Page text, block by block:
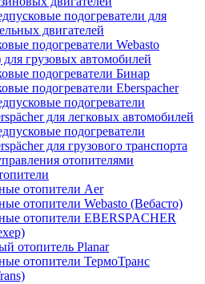
подогреватели для
двигателей
подогреватели Webasto
для грузовых автомобилей
подогреватели Бинар
подогреватели Eberspacher
подогреватели
для легковых автомобилей
подогреватели
для грузового транспорта
отопителями
отопители Аer
отопители Webasto (Вебасто)
отопители EBERSPACHER
отопитель Planar
отопители ТермоТранс